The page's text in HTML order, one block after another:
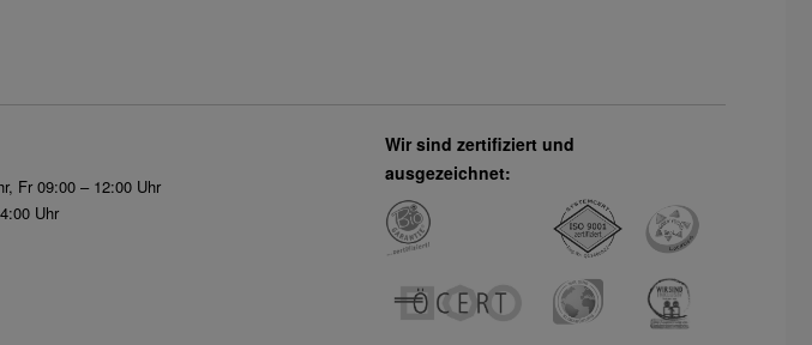
Fr 09:00 – 12:00 Uhr
Uhr
Wir sind zertifiziert und
ausgezeichnet: